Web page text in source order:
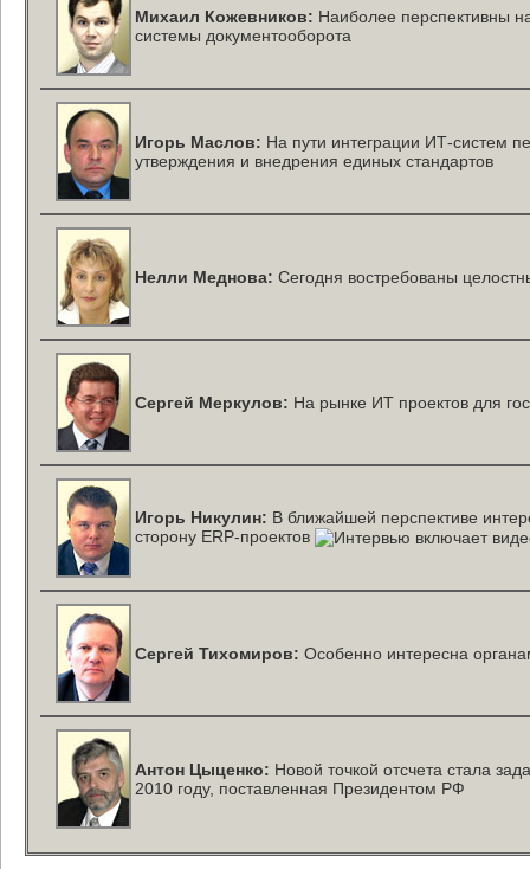
Михаил Кожевников: Наиболее перспективны
системы документооборота
Игорь Маслов: На пути интеграции ИТ-систем
утверждения и внедрения единых стандартов
Нелли Меднова: Сегодня востребованы
Сергей Меркулов: На рынке ИТ проектов для
Игорь Никулин: В ближайшей перспективе
сторону ERP-проектов
Сергей Тихомиров: Особенно интересна
Антон Цыценко: Новой точкой отсчета стала
2010 году, поставленная Президентом РФ